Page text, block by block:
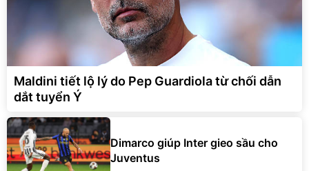
Maldini tiết lộ lý do Pep Guardiola từ chối dẫn
dắt tuyển Ý
Dimarco giúp Inter gieo sầu cho
Juventus